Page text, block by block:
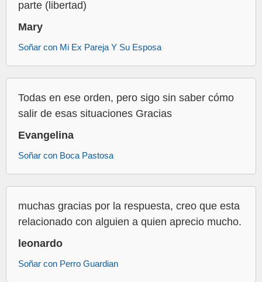
parte (libertad)
Mary
Soñar con Mi Ex Pareja Y Su Esposa
Todas en ese orden, pero sigo sin saber cómo
salir de esas situaciones Gracias
Evangelina
Soñar con Boca Pastosa
muchas gracias por la respuesta, creo que esta
relacionado con alguien a quien aprecio mucho.
leonardo
Soñar con Perro Guardian